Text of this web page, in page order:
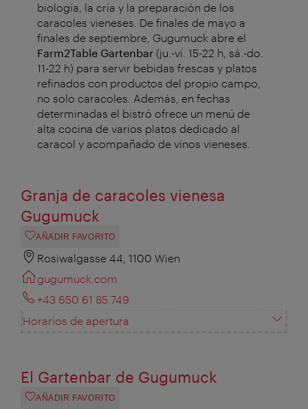
biología, la cría y la preparación de los
caracoles vieneses. De finales de mayo a
finales de septiembre, Gugumuck abre el
Farm2Table Gartenbar (ju.-vi. 15-22 h, sá.-do.
11-22 h) para servir bebidas frescas y platos
refinados con productos del propio campo,
no solo caracoles. Además, en fechas
determinadas el bistró ofrece un menú de
alta cocina de varios platos dedicado al
caracol y acompañado de vinos vieneses.
Granja de caracoles vienesa
Gugumuck
AÑADIR FAVORITO
Rosiwalgasse 44, 1100 Wien
gugumuck.com
+43 650 61 85 749
Horarios de apertura
El Gartenbar de Gugumuck
AÑADIR FAVORITO